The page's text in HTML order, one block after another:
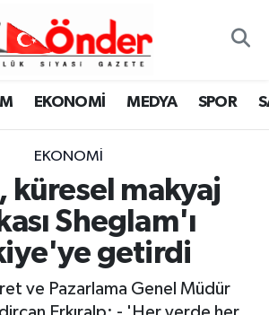
EKONOMİ MEDYA SPOR
EKONOMİ
küresel makyaj
Sheglam'ı
getirdi
ve Pazarlama Genel Müdür
Eczaneler
Vakitleri
Yoğunluk Haritası
Puan Durumu ve Fikstür